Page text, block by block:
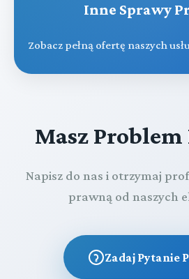
Inne Sprawy
Zobacz pełną ofertę naszych
Masz Problem
Napisz do nas i otrzymaj
prawną od naszych
Zadaj Pytanie